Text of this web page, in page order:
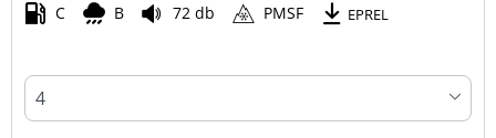
C B 72 db PMSF EPREL